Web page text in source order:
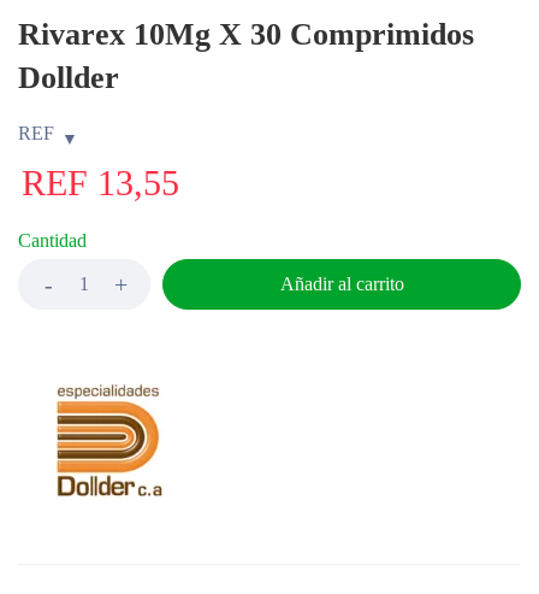
Rivarex 10Mg X 30 Comprimidos
Dollder
REF
REF 13,55
Cantidad
Añadir al carrito